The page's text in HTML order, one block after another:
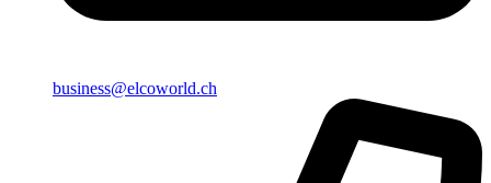
business@elcoworld.ch